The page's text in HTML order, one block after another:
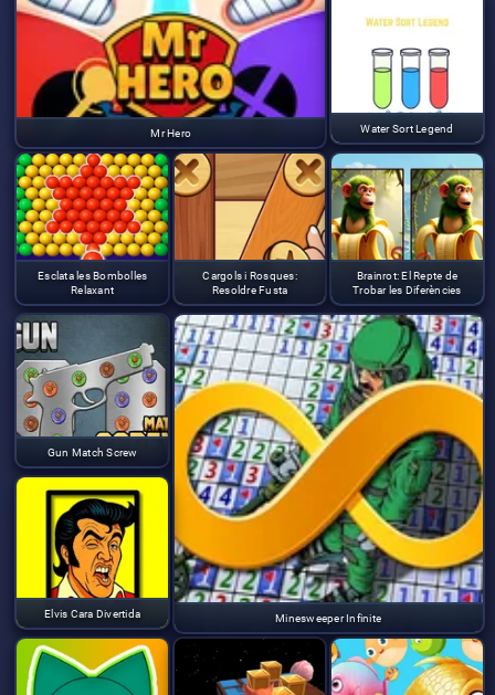
Mr Hero Water Sort Legend
Esclata les Bombolles
Relaxant
Cargols i Rosques:
Resoldre Fusta
Brainrot: El Repte de
Trobar les Diferències
Gun Match Screw
Minesweeper Infinite
Elvis Cara Divertida